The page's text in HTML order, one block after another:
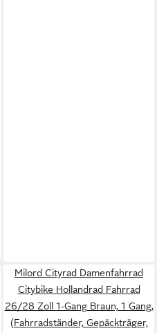
Milord Cityrad Damenfahrrad
Citybike Hollandrad Fahrrad
26/28 Zoll 1-Gang Braun, 1 Gang,
(Fahrradständer, Gepäckträger,